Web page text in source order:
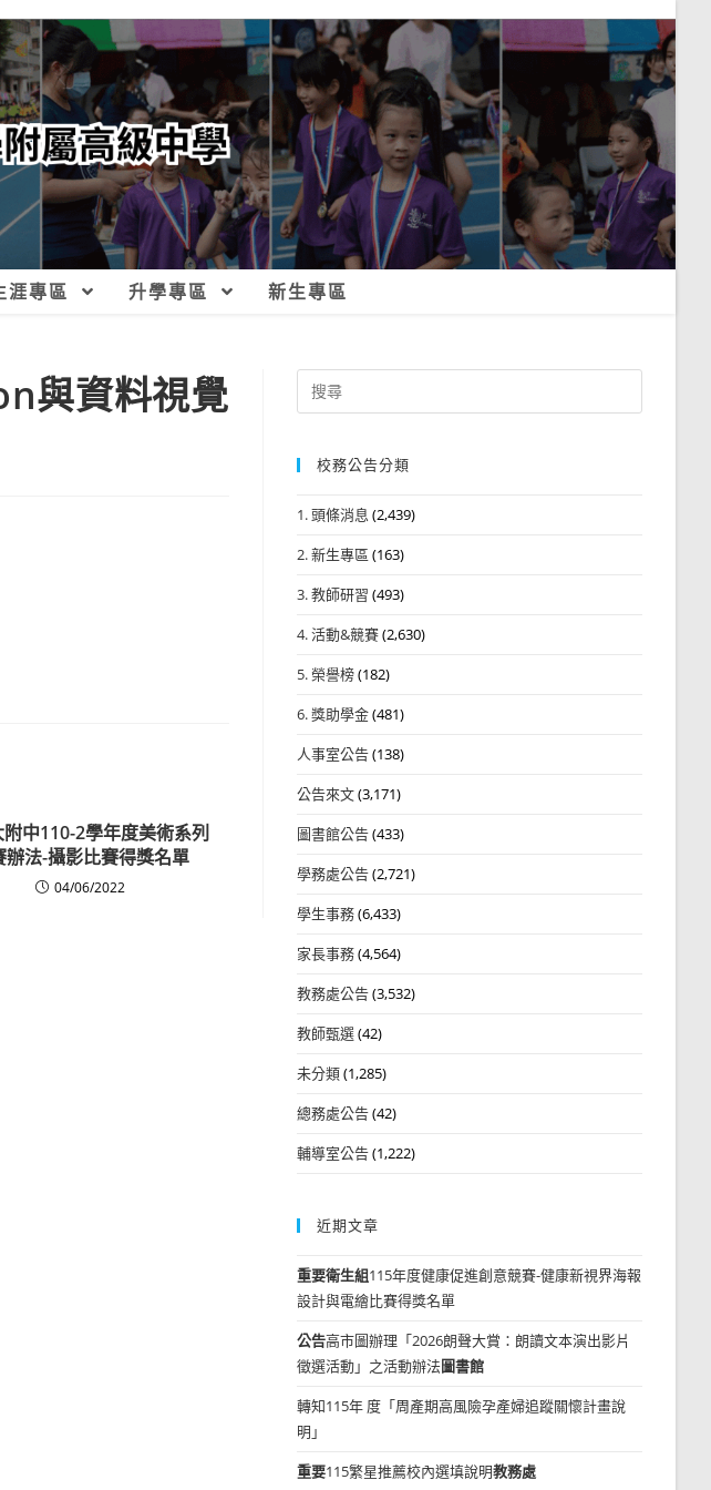
涯專區 升學專區 新生專區
與資料視覺
中110-2學年度美術系列
辦法-攝影比賽得獎名單
04/06/2022
Search
for:
校務公告分類
1. 頭條消息 (2,439)
2. 新生專區 (163)
3. 教師研習 (493)
4. 活動&競賽(2,630)
5. 榮譽榜(182)
6. 獎助學金(481)
人事室公告(138)
公告來文(3,171)
圖書館公告(433)
學務處公告(2,721)
學生事務(6,433)
家長事務(4,564)
教務處公告(3,532)
教師甄選(42)
未分類(1,285)
總務處公告(42)
輔導室公告(1,222)
近期文章
重要衛生組115年度健康促進創意競賽-健康新視界海報
設計與電繪比賽得獎名單
公告高市圖辦理「2026朗聲大賞：朗讀文本演出影片
徵選活動」之活動辦法圖書館
轉知115年 度「周產期高風險孕產婦追蹤關懷計畫說
明」
重要115繁星推薦校內選填說明教務處